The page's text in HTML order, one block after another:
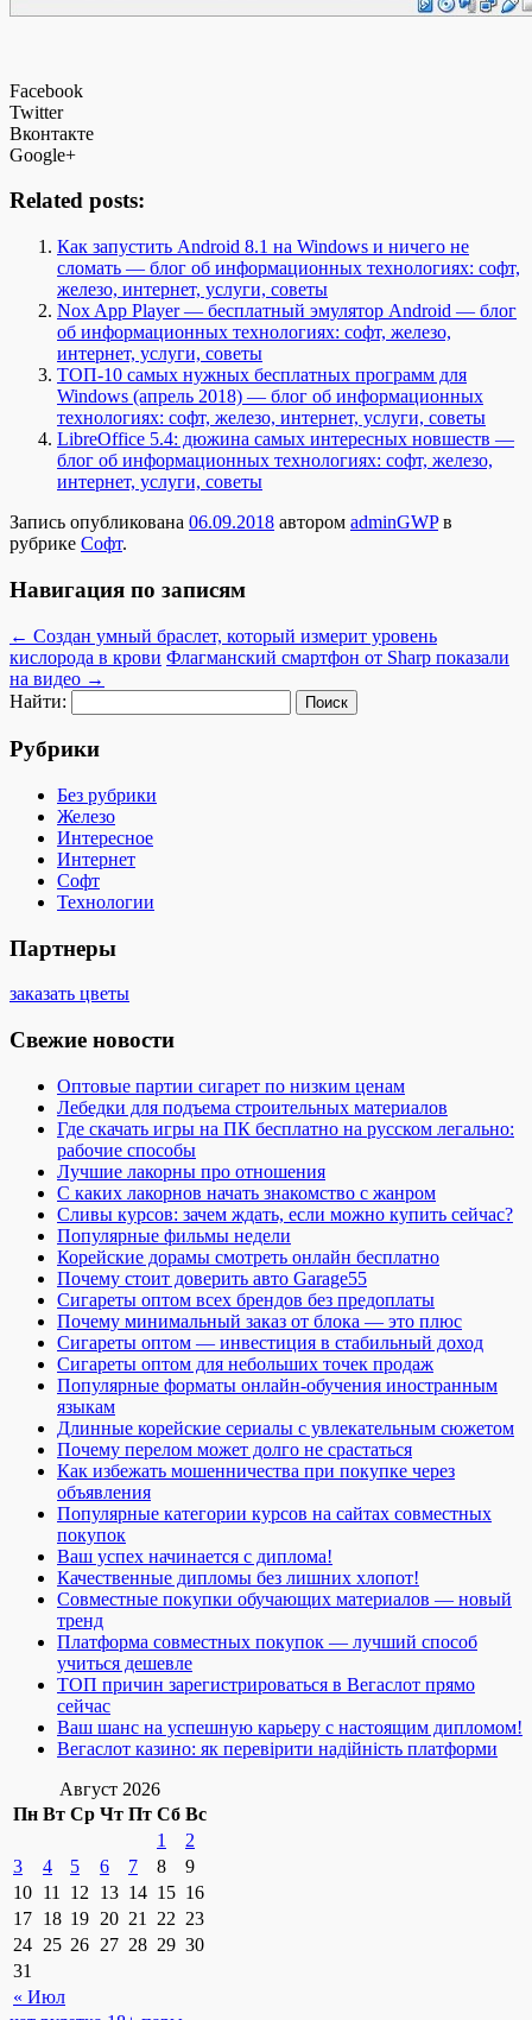
Facebook
Twitter
Вконтакте
Google+
Related posts:
Как запустить Android 8.1 на Windows и ничего не
сломать — блог об информационных технологиях: софт,
железо, интернет, услуги, советы
Nox App Player — бесплатный эмулятор Android — блог
об информационных технологиях: софт, железо,
интернет, услуги, советы
ТОП-10 самых нужных бесплатных программ для
Windows (апрель 2018) — блог об информационных
технологиях: софт, железо, интернет, услуги, советы
LibreOffice 5.4: дюжина самых интересных новшеств —
блог об информационных технологиях: софт, железо,
интернет, услуги, советы
Запись опубликована 06.09.2018 автором adminGWPв
рубрике Софт.
Навигация по записям
← Создан умный браслет, который измерит уровень
кислорода в крови Флагманский смартфон от Sharp показали
на видео →
Найти:
Рубрики
Без рубрики
Железо
Интересное
Интернет
Софт
Технологии
Партнеры
заказать цветы
Свежие новости
Оптовые партии сигарет по низким ценам
Лебедки для подъема строительных материалов
Где скачать игры на ПК бесплатно на русском легально:
рабочие способы
Лучшие лакорны про отношения
С каких лакорнов начать знакомство с жанром
Сливы курсов: зачем ждать, если можно купить сейчас?
Популярные фильмы недели
Корейские дорамы смотреть онлайн бесплатно
Почему стоит доверить авто Garage55
Сигареты оптом всех брендов без предоплаты
Почему минимальный заказ от блока — это плюс
Сигареты оптом — инвестиция в стабильный доход
Сигареты оптом для небольших точек продаж
Популярные форматы онлайн-обучения иностранным
языкам
Длинные корейские сериалы с увлекательным сюжетом
Почему перелом может долго не срастаться
Как избежать мошенничества при покупке через
объявления
Популярные категории курсов на сайтах совместных
покупок
Ваш успех начинается с диплома!
Качественные дипломы без лишних хлопот!
Совместные покупки обучающих материалов — новый
тренд
Платформа совместных покупок — лучший способ
учиться дешевле
ТОП причин зарегистрироваться в Вегаслот прямо
сейчас
Ваш шанс на успешную карьеру с настоящим дипломом!
Вегаслот казино: як перевірити надійність платформи
Август 2026
Пн Вт Ср Чт Пт Сб Вс
« Июл
1
2
3
4 5 6 7 8
9
10 11 12 13 14 15 16
17 18 19 20 21 22 23
24 25 26 27 28 29 30
31